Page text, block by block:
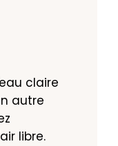
claire
autre
libre.